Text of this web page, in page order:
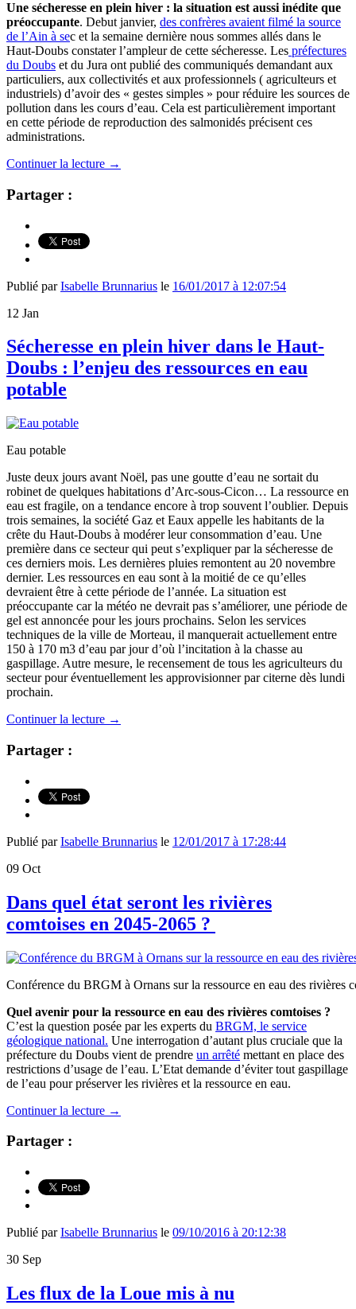
Une sécheresse en plein hiver : la situation est aussi inédite que
préoccupante. Debut janvier, des confrères avaient filmé la source
de l’Ain à sec et la semaine dernière nous sommes allés dans le
Haut-Doubs constater l’ampleur de cette sécheresse. Les préfectures
du Doubs et du Jura ont publié des communiqués demandant aux
particuliers, aux collectivités et aux professionnels ( agriculteurs et
industriels) d’avoir des « gestes simples » pour réduire les sources de
pollution dans les cours d’eau. Cela est particulièrement important
en cette période de reproduction des salmonidés précisent ces
administrations.
Continuer la lecture →
Partager :
Publié parIsabelle Brunnarius le 16/01/2017 à 12:07:54
12 Jan
Sécheresse en plein hiver dans le Haut-
Doubs : l’enjeu des ressources en eau
potable
Eau potable
Juste deux jours avant Noël, pas une goutte d’eau ne sortait du
robinet de quelques habitations d’Arc-sous-Cicon… La ressource en
eau est fragile, on a tendance encore à trop souvent l’oublier. Depuis
trois semaines, la société Gaz et Eaux appelle les habitants de la
crête du Haut-Doubs à modérer leur consommation d’eau. Une
première dans ce secteur qui peut s’expliquer par la sécheresse de
ces derniers mois. Les dernières pluies remontent au 20 novembre
dernier. Les ressources en eau sont à la moitié de ce qu’elles
devraient être à cette période de l’année. La situation est
préoccupante car la météo ne devrait pas s’améliorer, une période de
gel est annoncée pour les jours prochains. Selon les services
techniques de la ville de Morteau, il manquerait actuellement entre
150 à 170 m3 d’eau par jour d’où l’incitation à la chasse au
gaspillage. Autre mesure, le recensement de tous les agriculteurs du
secteur pour éventuellement les approvisionner par citerne dès lundi
prochain.
Continuer la lecture →
Partager :
Publié parIsabelle Brunnarius le 12/01/2017 à 17:28:44
09 Oct
Dans quel état seront les rivières
comtoises en 2045-2065 ?
Conférence du BRGM à Ornans sur la ressource en eau des rivières
Quel avenir pour la ressource en eau des rivières comtoises ?
C’est la question posée par les experts du BRGM, le service
géologique national. Une interrogation d’autant plus cruciale que la
préfecture du Doubs vient de prendre un arrêté mettant en place des
restrictions d’usage de l’eau. L’Etat demande d’éviter tout gaspillage
de l’eau pour préserver les rivières et la ressource en eau.
Continuer la lecture →
Partager :
Publié parIsabelle Brunnarius le 09/10/2016 à 20:12:38
30 Sep
Les flux de la Loue mis à nu